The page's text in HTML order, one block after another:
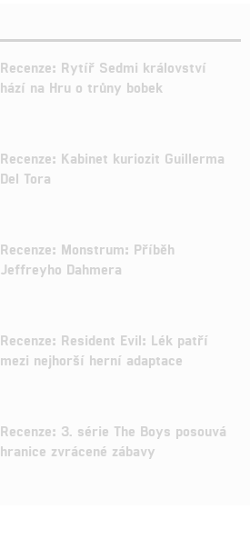
Recenze: Rytíř Sedmi království
hází na Hru o trůny bobek
Recenze: Kabinet kuriozit Guillerma
Del Tora
Recenze: Monstrum: Příběh
Jeffreyho Dahmera
Recenze: Resident Evil: Lék patří
mezi nejhorší herní adaptace
Recenze: 3. série The Boys posouvá
hranice zvrácené zábavy